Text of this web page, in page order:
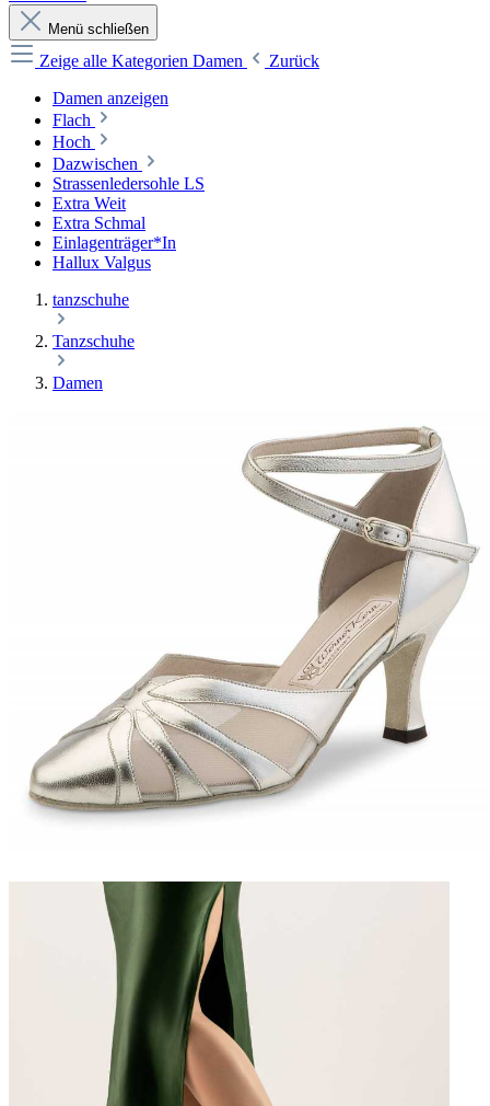
Menü schließen
Zeige alle Kategorien Damen
Zurück
Damen anzeigen
Flach
Hoch
Dazwischen
Strassenledersohle LS
Extra Weit
Extra Schmal
Einlagenträger*In
Hallux Valgus
tanzschuhe
Tanzschuhe
Damen